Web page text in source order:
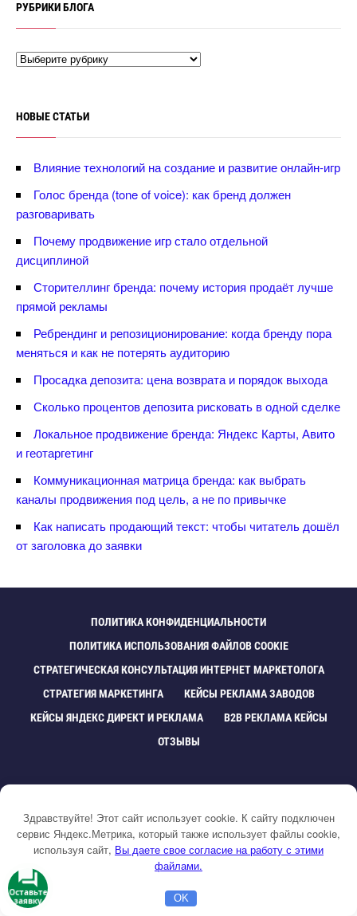
РУБРИКИ БЛОГА
НОВЫЕ СТАТЬИ
лияние технологий на создание и развитие онлайн-игр
Голос бренда (tone of voice): как бренд должен
разговаривать
Почему продвижение игр стало отдельной
дисциплиной
Сторителлинг бренда: почему история продаёт лучше
прямой рекламы
Ребрендинг и репозиционирование: когда бренду пора
меняться и как не потерять аудиторию
Просадка депозита: цена возврата и порядок выхода
Сколько процентов депозита рисковать в одной сделке
Локальное продвижение бренда: Яндекс Карты, Авито
и геотаргетин
Коммуникационная матрица бренда: как выбрать
каналы продвижения под цель, а не по привычке
Как написать продающий текст: чтобы читатель дошёл
от заголовка до заявки
ПОЛИТИКА КОНФИДЕНЦИАЛЬНОСТИ
ПОЛИТИКА ИСПОЛЬЗОВАНИЯ ФАЙЛОВ COOKIE
СТРАТЕГИЧЕСКАЯ КОНСУЛЬТАЦИЯ ИНТЕРНЕТ МАРКЕТОЛОГА
СТРАТЕГИЯ МАРКЕТИНГА
КЕЙСЫ РЕКЛАМА ЗАВОДО
КЕЙСЫ ЯНДЕКС ДИРЕКТ И РЕКЛАМА
B2B РЕКЛАМА КЕЙСЫ
ОТЗЫВЫ
Блог рекламиста. Маркетинг под ключ.
Обучение, консультации.
Сайт не собирает никакие персональные данные, на сайте нет
регистрации и комментариев, нет ничего чтобы могло каким-либо
Здравствуйте! Этот сайт использует cookie. К сайту подключен
сервис Яндекс.Метрика, который также использует файлы cookie,
используя сайт, ы даете свое согласие на работу с этими
файлами.
OK
Оставьте
заявку